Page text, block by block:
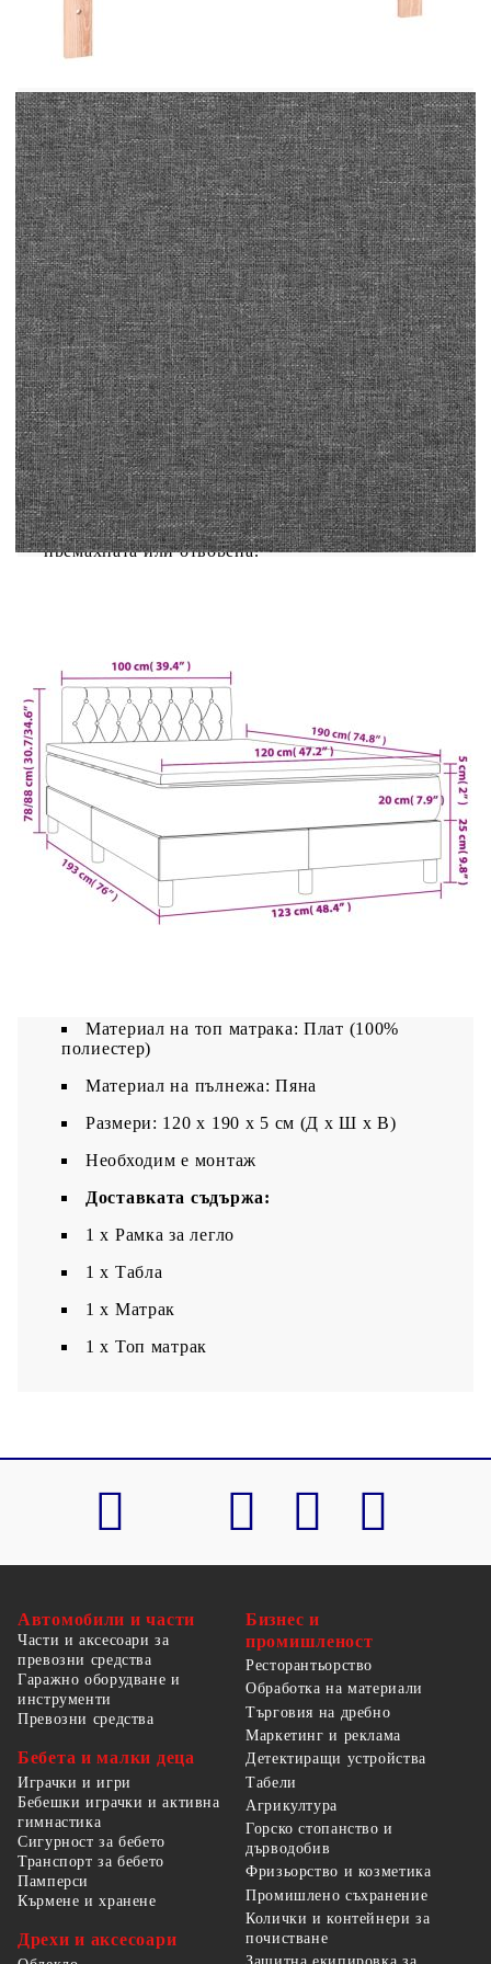
Използвайте това легло с пружинна основа, за
предлага максимална релаксация и приятен сън.
семпъл и изчистен вид, дишаща е и
издръжлива.Практична табла: Таблата на
леглото се регулира по височина според вашите
предпочитания. Таблата на леглото ви
осигурява отлична опора за гърба, докато
седите в леглото, за да четете или гледате
телевизия.Матрак с джобни пружини:
Вградената индивидуална джобна пружина е
известна с много високото си качество, като
същевременно осигурява високо ниво на
издръжливост и адаптивност. Тя може
ефективно да абсорбира шума и ударите,
причинени от хвърляне и обръщане.Средно
твърда опора: Матракът осигурява перфектно
допълнителна стабилност и точното ниво на
твърдост, без да се жертва комфортът. Така че,
той е идеален за спящи по гръб или по
корем.Топ матрак, щадящ кожата: Протекторът
за матрак е с издръжлив, както и щадящ кожата
плат, което го прави мек и удобен. Полезно е да
знаете:Тази рамка за легло е с ламели и включва
ламели.От хигиенни съображения матракът не
може да бъде върнат, ако опаковката е
премахната или отворена.
шперплат, инженерно дърво, масивна борова
дървесина
Размери: 193 x 123 x 78/88 см (Д x Ш x В)
Матрак за легло:
Цвят: Тъмносиво и бяло
Материал: Текстил (100% полиестер)
Материал за пълнеж: Покет пружини, пяна
Размери: 120 x 190 x 20 см (Д x Ш x В)
Материал на топ матрака: Плат (100%
полиестер)
Материал на пълнежа: Пяна
Размери: 120 x 190 x 5 см (Д x Ш x В)
Необходим е монтаж
Доставката съдържа:
1 x Рамка за легло
1 x Табла
1 x Матрак
1 х Топ матрак
Автомобили и части
Части и аксесоари за
превозни средства
Гаражно оборудване и
инструменти
Превозни средства
Бебета и малки деца
Играчки и игри
Бебешки играчки и активна
гимнастика
Сигурност за бебето
Транспорт за бебето
Памперси
Кърмене и хранене
Дрехи и аксесоари
Бизнес и
промишленост
Ресторантьорство
Обработка на материали
Търговия на дребно
Маркетинг и реклама
Детектиращи устройства
Табели
Агрикултура
Горско стопанство и
дърводобив
Фризьорство и козметика
Промишлено съхранение
Колички и контейнери за
почистване